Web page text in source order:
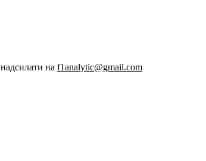
на f1analytic@gmail.com